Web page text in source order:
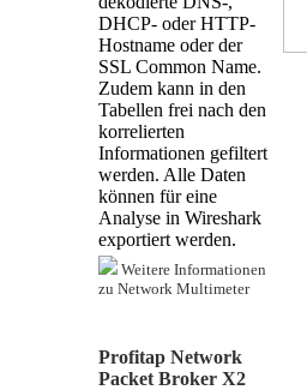
DHCP- oder HTTP-
Hostname oder der
SSL Common Name.
Zudem kann in den
Tabellen frei nach den
korrelierten
Informationen gefiltert
werden. Alle Daten
können für eine
Analyse in Wireshark
exportiert werden.
Weitere Informationen
zu Network Multimeter
Profitap Network
Packet Broker X2